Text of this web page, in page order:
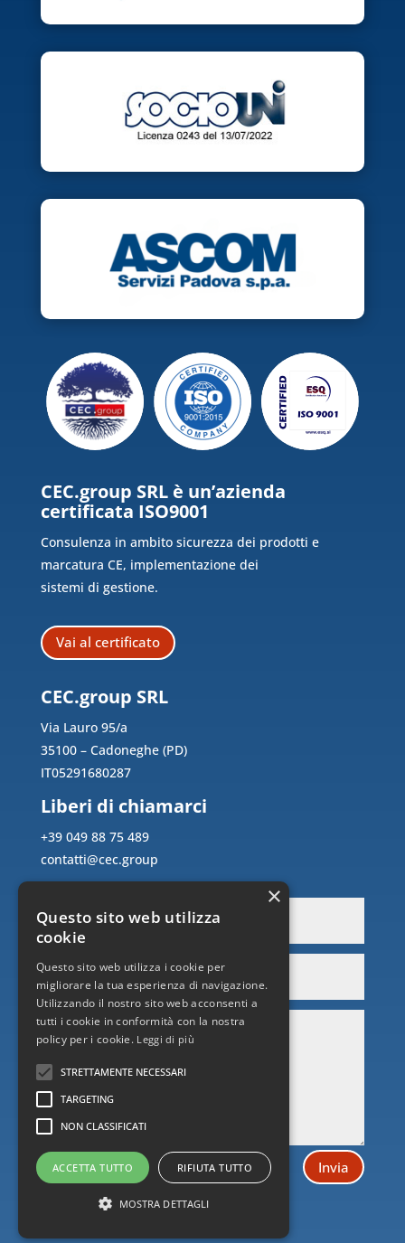
CEC.group SRL è un’azienda
certificata ISO9001
Consulenza in ambito sicurezza dei prodotti e
marcatura CE, implementazione dei
sistemi di gestione.
Vai al certificato
CEC.group SRL
Via Lauro 95/a
35100 – Cadoneghe (PD)
IT05291680287
Liberi di chiamarci
+39 049 88 75 489
contatti@cec.group
Invia
×
Questo sito web utilizza
cookie
Questo sito web utilizza i cookie per
migliorare la tua esperienza di navigazione.
Utilizzando il nostro sito web acconsenti a
tutti i cookie in conformità con la nostra
policy per i cookie. Leggi di più
STRETTAMENTE NECESSARI
TARGETING
NON CLASSIFICATI
ACCETTA TUTTO RIFIUTA TUTTO
MOSTRA DETTAGLI